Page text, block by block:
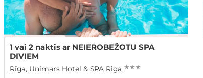
1 vai 2 naktis ar NEIEROBEŽOTU SPA
DIVIEM
Rīga, Unimars Hotel & SPA Riga ★ ★ ★